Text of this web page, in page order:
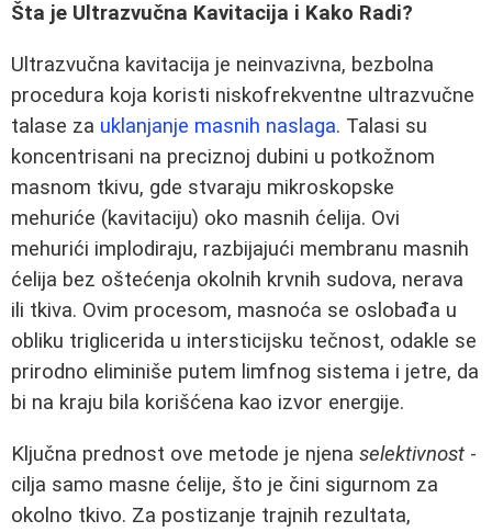
Šta je Ultrazvučna Kavitacija i Kako Radi?
Ultrazvučna kavitacija je neinvazivna, bezbolna
procedura koja koristi niskofrekventne ultrazvučne
talase za uklanjanje masnih naslaga. Talasi su
koncentrisani na preciznoj dubini u potkožnom
masnom tkivu, gde stvaraju mikroskopske
mehuriće (kavitaciju) oko masnih ćelija. Ovi
mehurići implodiraju, razbijajući membranu masnih
ćelija bez oštećenja okolnih krvnih sudova, nerava
ili tkiva. Ovim procesom, masnoća se oslobađa u
obliku triglicerida u intersticijsku tečnost, odakle se
prirodno eliminiše putem limfnog sistema i jetre, da
bi na kraju bila korišćena kao izvor energije.
Ključna prednost ove metode je njena selektivnost -
cilja samo masne ćelije, što je čini sigurnom za
okolno tkivo. Za postizanje trajnih rezultata,